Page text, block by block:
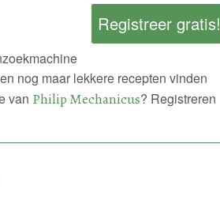
Registreer gratis!
nog maar lekkere recepten vinden
van Philip Mechanicus? Registreren